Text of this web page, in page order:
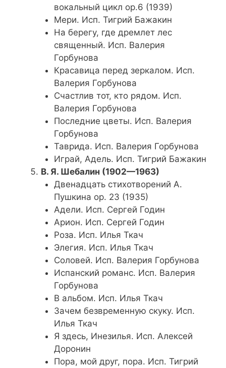
вокальный цикл op.6 (1939)
Мери. Исп. Тигрий Бажакин
На берегу, где дремлет лес
священный. Исп. Валерия
Горбунова
Красавица перед зеркалом. Исп.
Валерия Горбунова
Счастлив тот, кто рядом. Исп.
Валерия Горбунова
Последние цветы. Исп. Валерия
Горбунова
Таврида. Исп. Валерия Горбунова
Играй, Адель. Исп. Тигрий Бажакин
В. Я. Шебалин (1902—1963)
Двенадцать стихотворений А.
Пушкина ор. 23 (1935)
Адели. Исп. Сергей Годин
Арион. Исп. Сергей Годин
Роза. Исп. Илья Ткач
Элегия. Исп. Илья Ткач
Соловей. Исп. Валерия Горбунова
Испанский романс. Исп. Валерия
Горбунова
В альбом. Исп. Илья Ткач
Зачем безвременную скуку. Исп.
Илья Ткач
Я здесь, Инезилья. Исп. Алексей
Доронин
Пора, мой друг, пора. Исп. Тигрий